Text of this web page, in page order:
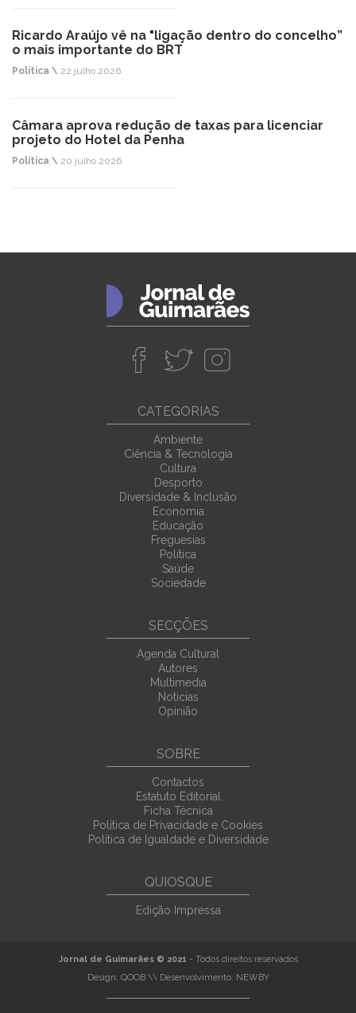
Ricardo Araújo vê na "ligação dentro do concelho”
o mais importante do BRT
Política \ 22 julho 2026
Câmara aprova redução de taxas para licenciar
projeto do Hotel da Penha
Política \ 20 julho 2026
CATEGORIAS
Ambiente
Ciência & Tecnologia
Cultura
Desporto
Diversidade & Inclusão
Economia
Educação
Freguesias
Política
Saúde
Sociedade
SECÇÕES
Agenda Cultural
Autores
Multimedia
Noticias
Opinião
SOBRE
Contactos
Estatuto Editorial
Ficha Técnica
Política de Privacidade e Cookies
Política de Igualdade e Diversidade
QUIOSQUE
Edição Impressa
Jornal de Guimarães © 2021 - Todos direitos reservados
Design: QOOB\\ Desenvolvimento: NEWBY